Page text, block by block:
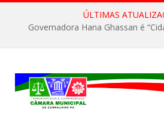
ÚLTIMAS
Governadora Hana Ghassan é